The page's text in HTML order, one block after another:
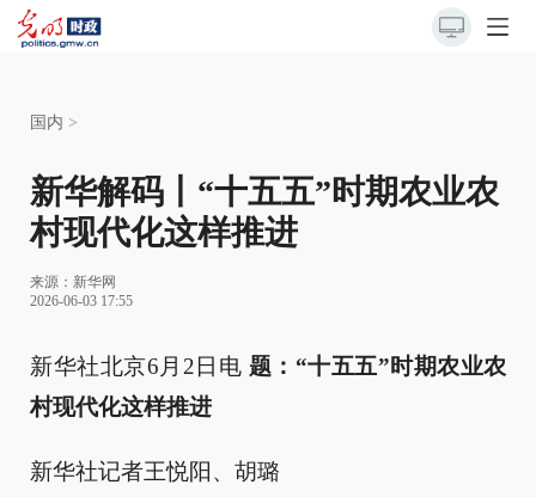
国内 >
新华解码丨“十五五”时期农业农
村现代化这样推进
来源： 新华网
2026-06-03 17:55
新华社北京6月2日电 题：“十五五”时期农业农
村现代化这样推进
新华社记者王悦阳、胡璐